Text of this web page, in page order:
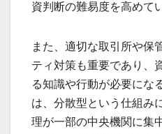
資判断の難易度を高めて
また、適切な取引所や保
ティ対策も重要であり、
る知識や行動が必要にな
は、分散型という仕組み
理が一部の中央機関に集